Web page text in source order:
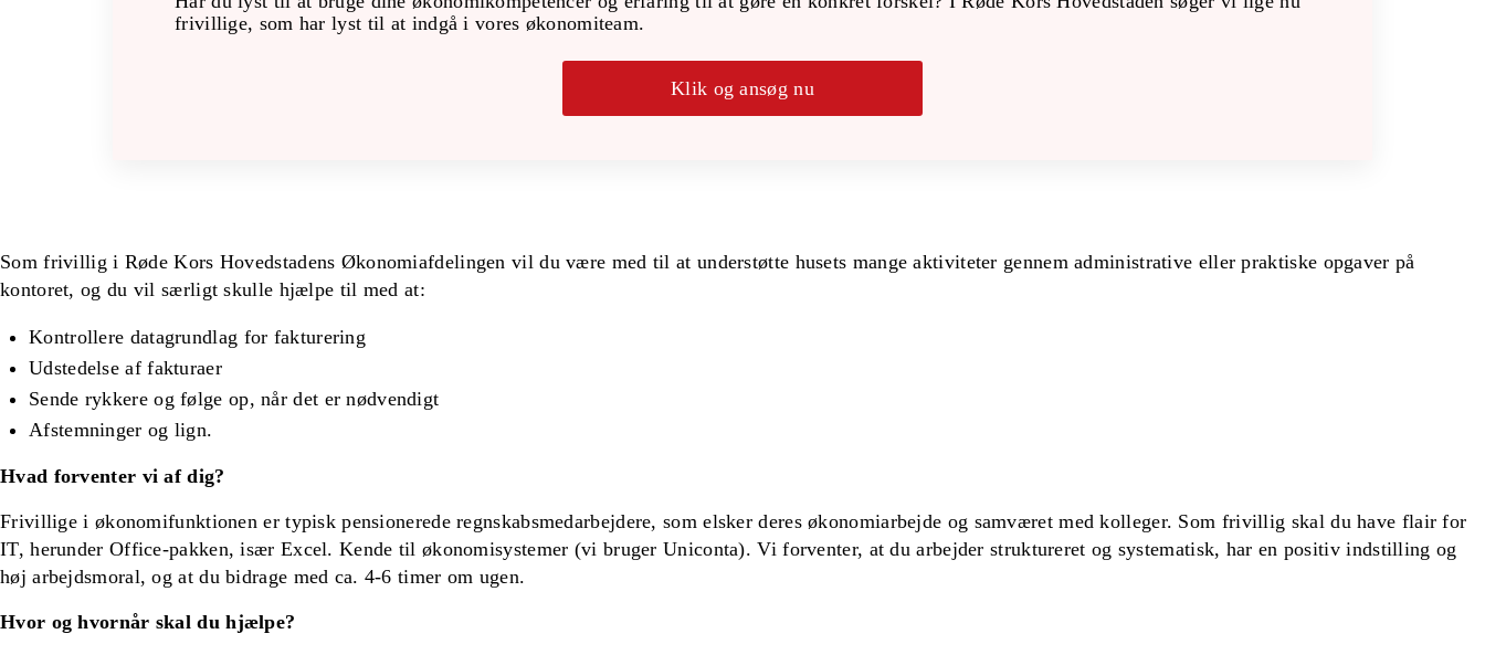
frivillige, som har lyst til at indgå i vores økonomiteam.
Klik og ansøg nu
Som frivillig i Røde Kors Hovedstadens Økonomiafdelingen vil du være med til at understøtte husets mange aktiviteter gennem administrative eller praktiske opgaver på
kontoret, og du vil særligt skulle hjælpe til med at:
Kontrollere datagrundlag for fakturering
Udstedelse af fakturaer
Sende rykkere og følge op, når det er nødvendigt
Afstemninger og lign.
Hvad forventer vi af dig?
Frivillige i økonomifunktionen er typisk pensionerede regnskabsmedarbejdere, som elsker deres økonomiarbejde og samværet med kolleger. Som frivillig skal du have flair for
IT, herunder Office-pakken, især Excel. Kende til økonomisystemer (vi bruger Uniconta). Vi forventer, at du arbejder struktureret og systematisk, har en positiv indstilling og
høj arbejdsmoral, og at du bidrage med ca. 4-6 timer om ugen.
Hvor og hvornår skal du hjælpe?